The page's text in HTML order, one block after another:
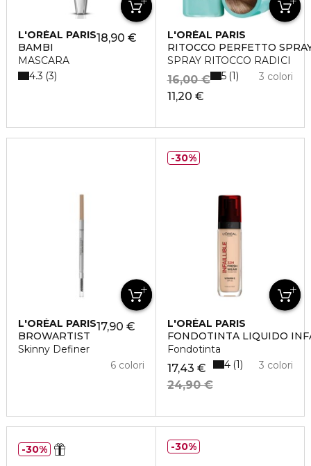
L'ORÉAL PARIS
BAMBI
MASCARA
18,90 €
4.3 3
L'ORÉAL PARIS
RITOCCO PERFETTO
SPRAY RITOCCO RADICI
11,20 €
16,00 € 3 colori
5 1
L'ORÉAL PARIS
BROWARTIST
Skinny Definer
17,90 €
6 colori
L'ORÉAL PARIS
FONDOTINTA LIQUIDO
Fondotinta
17,43 €
24,90 €
3 colori
4 1
30%
30% 30%